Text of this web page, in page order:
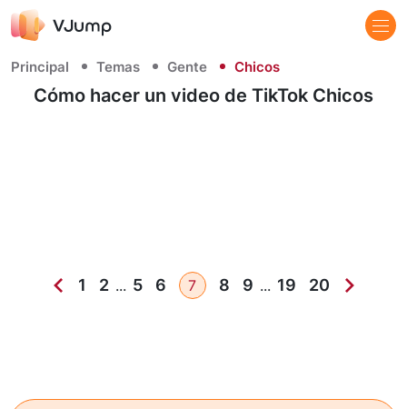
Principal Temas Gente Chicos
Cómo hacer un video de TikTok Chicos
1 2 ... 5 6 7 8 9 ... 19 20